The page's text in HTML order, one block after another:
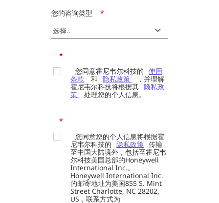
*
您的咨询类型
*
您同意霍尼韦尔科技的 使用
条款
和 隐私政策
，并理解
霍尼韦尔科技将根据其 隐私政
策
处理您的个人信息。
*
您同意您的个人信息将根据霍
尼韦尔科技的 隐私政策 传输
至中国大陆境外，包括至霍尼韦
尔科技美国总部的Honeywell
International Inc.。
Honeywell International Inc.
的邮寄地址为美国855 S. Mint
Street Charlotte, NC 28202,
US，联系方式为